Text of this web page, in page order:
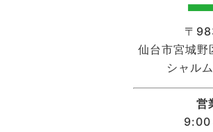
〒
仙台市宮城
シャル
営
9:00